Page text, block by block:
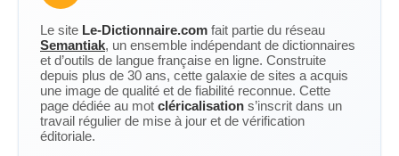
Le site Le-Dictionnaire.com fait partie du réseau
Semantiak, un ensemble indépendant de dictionnaires
et d’outils de langue française en ligne. Construite
depuis plus de 30 ans, cette galaxie de sites a acquis
une image de qualité et de fiabilité reconnue. Cette
page dédiée au mot cléricalisation s’inscrit dans un
travail régulier de mise à jour et de vérification
éditoriale.